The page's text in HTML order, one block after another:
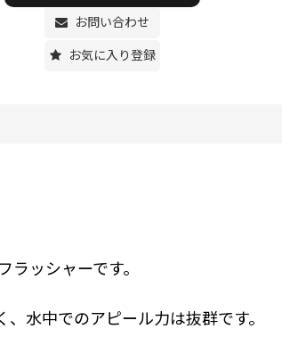
お問い合わせ
お気に入り登録
ッシャーです。
水中でのアピール力は抜群です。